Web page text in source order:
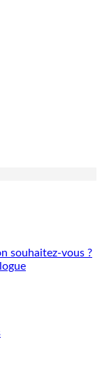
souhaitez-vous ?